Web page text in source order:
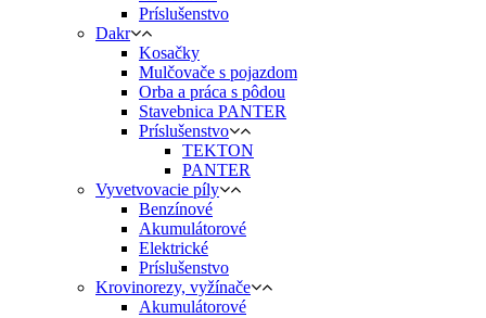
Príslušenstvo
Dakr
Kosačky
Mulčovače s pojazdom
Orba a práca s pôdou
Stavebnica PANTER
Príslušenstvo
TEKTON
PANTER
Vyvetvovacie píly
Benzínové
Akumulátorové
Elektrické
Príslušenstvo
Krovinorezy, vyžínače
Akumulátorové